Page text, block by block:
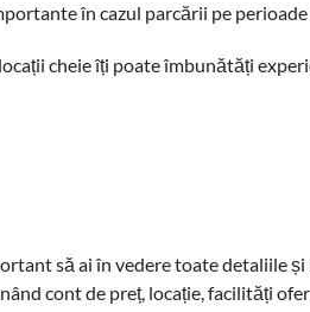
în cazul parcării pe
cheie îți poate îmbunătăți
să ai în vedere toate detaliile
cont de preț, locație, facilități